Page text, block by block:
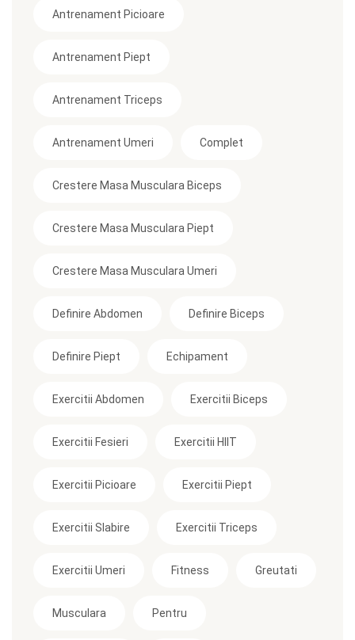
Antrenament Picioare
Antrenament Piept
Antrenament Triceps
Antrenament Umeri Complet
Crestere Masa Musculara Biceps
Crestere Masa Musculara Piept
Crestere Masa Musculara Umeri
Definire Abdomen Definire Biceps
Definire Piept Echipament
Exercitii Abdomen Exercitii Biceps
Exercitii Fesieri Exercitii HIIT
Exercitii Picioare Exercitii Piept
Exercitii Slabire Exercitii Triceps
Exercitii Umeri Fitness Greutati
Musculara Pentru